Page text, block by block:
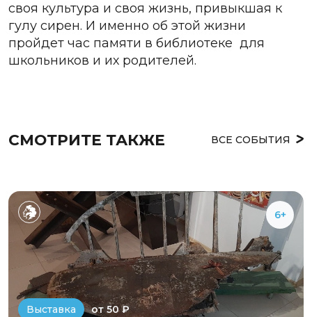
своя культура и своя жизнь, привыкшая к
гулу сирен. И именно об этой жизни
пройдет час памяти в библиотеке для
школьников и их родителей.
СМОТРИТЕ ТАКЖЕ ВСЕ СОБЫТИЯ
6+
Выставка от 50 ₽